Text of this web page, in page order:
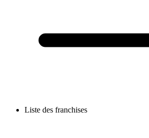
Liste des franchises